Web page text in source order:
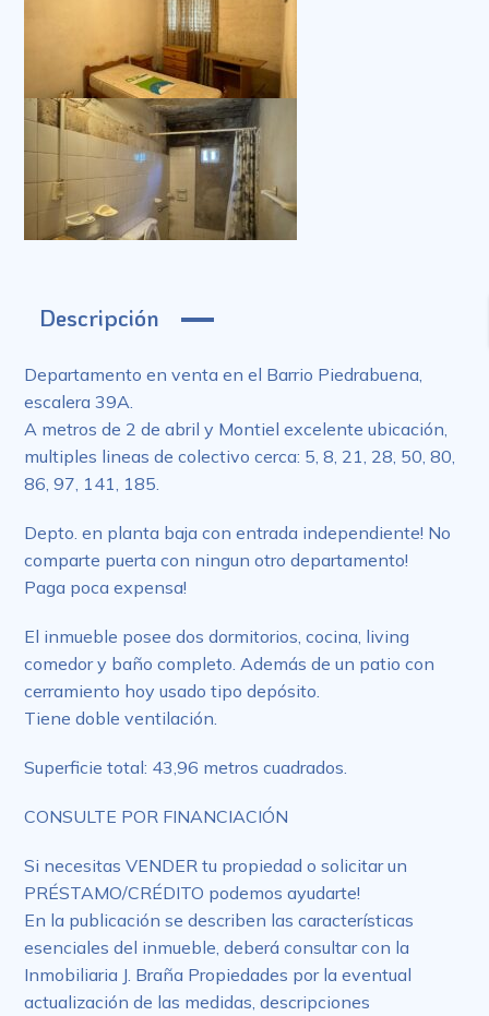
Descripción
Departamento en venta en el Barrio Piedrabuena,
escalera 39A.
A metros de 2 de abril y Montiel excelente ubicación,
multiples lineas de colectivo cerca: 5, 8, 21, 28, 50, 80,
86, 97, 141, 185.
Depto. en planta baja con entrada independiente! No
comparte puerta con ningun otro departamento!
Paga poca expensa!
El inmueble posee dos dormitorios, cocina, living
comedor y baño completo. Además de un patio con
cerramiento hoy usado tipo depósito.
Tiene doble ventilación.
Superficie total: 43,96 metros cuadrados.
CONSULTE POR FINANCIACIÓN
Si necesitas VENDER tu propiedad o solicitar un
PRÉSTAMO/CRÉDITO podemos ayudarte!
En la publicación se describen las características
esenciales del inmueble, deberá consultar con la
Inmobiliaria J. Braña Propiedades por la eventual
actualización de las medidas, descripciones